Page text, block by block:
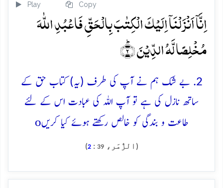
Play Copy
اِنَّاۤ اَنۡزَلۡنَاۤ اِلَیۡکَ الۡکِتٰبَ بِالۡحَقِّ فَاعۡبُدِ اللّٰہَ
مُخۡلِصًا لَّہُ الدِّیۡنَ ؕ﴿۲﴾
2. بے شک ہم نے آپ کی طرف (یہ) کتاب حق کے
ساتھ نازل کی ہے تو آپ اللہ کی عبادت اس کے لئے
طاعت و بندگی کو خالص رکھتے ہوئے کیا کریںo
(الزُّمَر،39
:
2
)